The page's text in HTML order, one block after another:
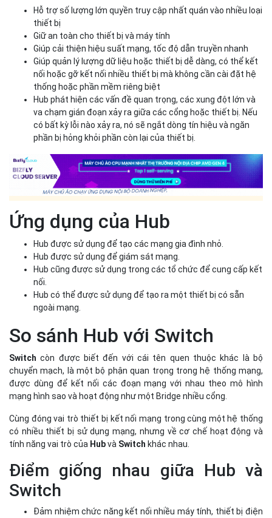
Hỗ trợ số lượng lớn quyền truy cập nhất quán vào nhiều loại
thiết bị
Giữ an toàn cho thiết bị và máy tính
Giúp cải thiện hiệu suất mạng, tốc độ dẫn truyền nhanh
Giúp quản lý lượng dữ liệu hoặc thiết bị dễ dàng, có thể kết
nối hoặc gỡ kết nối nhiều thiết bị mà không cần cài đặt hệ
thống hoặc phần mềm riêng biệt
Hub phát hiện các vấn đề quan trọng, các xung đột lớn và
va chạm gián đoạn xảy ra giữa các cổng hoặc thiết bị. Nếu
có bất kỳ lỗi nào xảy ra, nó sẽ ngắt dòng tín hiệu và ngăn
phần bị hỏng khỏi phần còn lại của thiết bị.
Ứng dụng của Hub
Hub được sử dụng để tạo các mạng gia đình nhỏ.
Hub được sử dụng để giám sát mạng.
Hub cũng được sử dụng trong các tổ chức để cung cấp kết
nối.
Hub có thể được sử dụng để tạo ra một thiết bị có sẵn
ngoài mạng.
So sánh Hub với Switch
Switch còn được biết đến với cái tên quen thuộc khác là bộ
chuyển mạch, là một bộ phận quan trọng trong hệ thống mạng,
được dùng để kết nối các đoạn mạng với nhau theo mô hình
mạng hình sao và hoạt động như một Bridge nhiều cổng.
Cùng đóng vai trò thiết bị kết nối mạng trong cùng một hệ thống
có nhiều thiết bị sử dụng mạng, nhưng về cơ chế hoạt động và
tính năng vai trò của Hubvà Switch khác nhau.
Điểm giống nhau giữa Hub và
Switch
Đảm nhiệm chức năng kết nối nhiều máy tính, thiết bị điện